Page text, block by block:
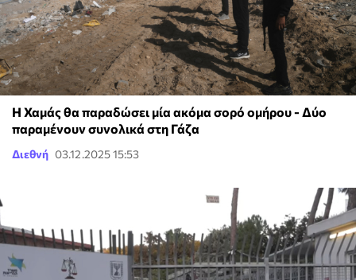
Η Χαμάς θα παραδώσει μία ακόμα σορό ομήρου - Δύο
παραμένουν συνολικά στη Γάζα
Διεθνή 03.12.2025 15:53